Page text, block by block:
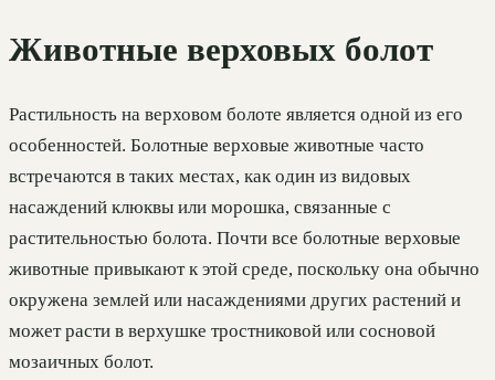
Животные верховых болот
Растильность на верховом болоте является одной из его
особенностей. Болотные верховые животные часто
встречаются в таких местах, как один из видовых
насаждений клюквы или морошка, связанные с
растительностью болота. Почти все болотные верховые
животные привыкают к этой среде, поскольку она обычно
окружена землей или насаждениями других растений и
может расти в верхушке тростниковой или сосновой
мозаичных болот.